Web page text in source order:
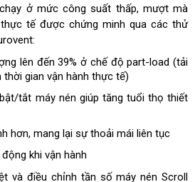
ở mức công suất thấp, mượt mà
tế được chứng minh qua các thử
lên đến 39% ở chế độ part-load (tải
gian vận hành thực tế)
tắt máy nén giúp tăng tuổi thọ thiết
hơn, mang lại sự thoải mái liên tục
khi vận hành
và điều chỉnh tần số máy nén Scroll